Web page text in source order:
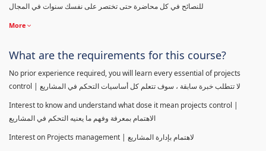
للنصائح في كل محاضرة حتى تختصر على نفسك سنوات في المجال
More
What are the requirements for this course?
No prior experience required, you will learn every essential of projects
control | لا تتطلب خبرة سابقة ، سوف تتعلم كل أساسيات التحكم في المشاريع
Interest to know and understand what dose it mean projects control |
الاهتمام بمعرفة وفهم ما يعنيه التحكم في المشاريع
Interest on Projects management | لاهتمام بإدارة المشاريع